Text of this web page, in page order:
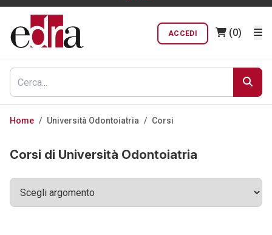
ACCEDI (0)
Home / Università Odontoiatria / Corsi
Corsi di Università Odontoiatria